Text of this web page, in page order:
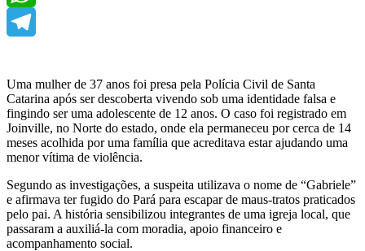
WhatsApp
Uma mulher de 37 anos foi presa pela Polícia Civil de Santa
Catarina após ser descoberta vivendo sob uma identidade falsa e
fingindo ser uma adolescente de 12 anos. O caso foi registrado em
Joinville, no Norte do estado, onde ela permaneceu por cerca de 14
meses acolhida por uma família que acreditava estar ajudando uma
menor vítima de violência.
Segundo as investigações, a suspeita utilizava o nome de “Gabriele”
e afirmava ter fugido do Pará para escapar de maus-tratos praticados
pelo pai. A história sensibilizou integrantes de uma igreja local, que
passaram a auxiliá-la com moradia, apoio financeiro e
acompanhamento social.